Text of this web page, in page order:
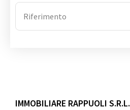
IMMOBILIARE RAPPUOLI S.R.L.